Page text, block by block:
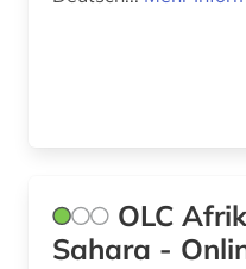
OLC
Sahara -